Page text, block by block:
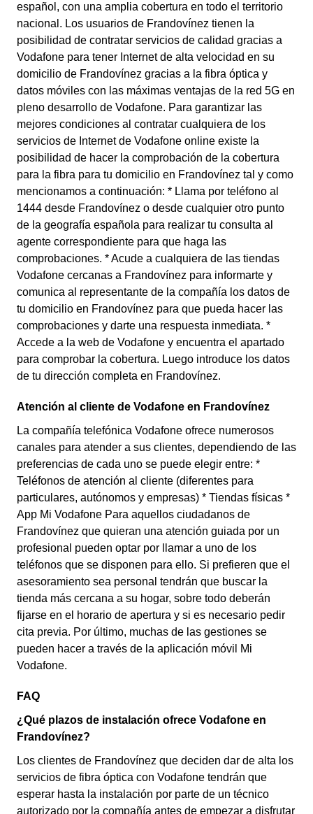
español, con una amplia cobertura en todo el territorio
nacional. Los usuarios de Frandovínez tienen la
posibilidad de contratar servicios de calidad gracias a
Vodafone para tener Internet de alta velocidad en su
domicilio de Frandovínez gracias a la fibra óptica y
datos móviles con las máximas ventajas de la red 5G en
pleno desarrollo de Vodafone. Para garantizar las
mejores condiciones al contratar cualquiera de los
servicios de Internet de Vodafone online existe la
posibilidad de hacer la comprobación de la cobertura
para la fibra para tu domicilio en Frandovínez tal y como
mencionamos a continuación: * Llama por teléfono al
1444 desde Frandovínez o desde cualquier otro punto
de la geografía española para realizar tu consulta al
agente correspondiente para que haga las
comprobaciones. * Acude a cualquiera de las tiendas
Vodafone cercanas a Frandovínez para informarte y
comunica al representante de la compañía los datos de
tu domicilio en Frandovínez para que pueda hacer las
comprobaciones y darte una respuesta inmediata. *
Accede a la web de Vodafone y encuentra el apartado
para comprobar la cobertura. Luego introduce los datos
de tu dirección completa en Frandovínez.
Atención al cliente de Vodafone en Frandovínez
La compañía telefónica Vodafone ofrece numerosos
canales para atender a sus clientes, dependiendo de las
preferencias de cada uno se puede elegir entre: *
Teléfonos de atención al cliente (diferentes para
particulares, autónomos y empresas) * Tiendas físicas *
App Mi Vodafone Para aquellos ciudadanos de
Frandovínez que quieran una atención guiada por un
profesional pueden optar por llamar a uno de los
teléfonos que se disponen para ello. Si prefieren que el
asesoramiento sea personal tendrán que buscar la
tienda más cercana a su hogar, sobre todo deberán
fijarse en el horario de apertura y si es necesario pedir
cita previa. Por último, muchas de las gestiones se
pueden hacer a través de la aplicación móvil Mi
Vodafone.
FAQ
¿Qué plazos de instalación ofrece Vodafone en
Frandovínez?
Los clientes de Frandovínez que deciden dar de alta los
servicios de fibra óptica con Vodafone tendrán que
esperar hasta la instalación por parte de un técnico
autorizado por la compañía antes de empezar a disfrutar